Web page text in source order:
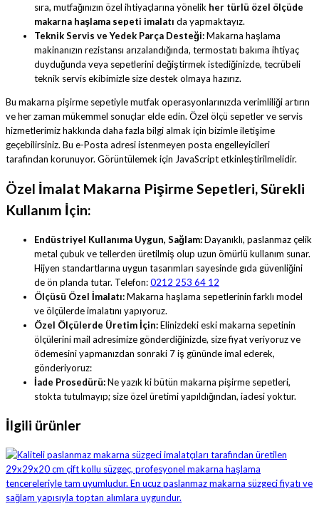
sıra, mutfağınızın özel ihtiyaçlarına yönelik her türlü özel ölçüde
makarna haşlama sepeti imalatı da yapmaktayız.
Teknik Servis ve Yedek Parça Desteği:Makarna haşlama
makinanızın rezistansı arızalandığında, termostatı bakıma ihtiyaç
duyduğunda veya sepetlerini değiştirmek istediğinizde, tecrübeli
teknik servis ekibimizle size destek olmaya hazırız.
Bu makarna pişirme sepetiyle mutfak operasyonlarınızda verimliliği artırın
ve her zaman mükemmel sonuçlar elde edin. Özel ölçü sepetler ve servis
hizmetlerimiz hakkında daha fazla bilgi almak için bizimle iletişime
geçebilirsiniz. Bu e-Posta adresi istenmeyen posta engelleyicileri
tarafından korunuyor. Görüntülemek için JavaScript etkinleştirilmelidir.
Özel İmalat Makarna Pişirme Sepetleri, Sürekli
Kullanım İçin:
Endüstriyel Kullanıma Uygun, Sağlam:Dayanıklı, paslanmaz çelik
metal çubuk ve tellerden üretilmiş olup uzun ömürlü kullanım sunar.
Hijyen standartlarına uygun tasarımları sayesinde gıda güvenliğini
de ön planda tutar. Telefon:0212 253 64 12
Ölçüsü Özel İmalatı:Makarna haşlama sepetlerinin farklı model
ve ölçülerde imalatını yapıyoruz.
Özel Ölçülerde Üretim İçin:Elinizdeki eski makarna sepetinin
ölçülerini mail adresimize gönderdiğinizde, size fiyat veriyoruz ve
ödemesini yapmanızdan sonraki 7 iş gününde imal ederek,
gönderiyoruz:
İade Prosedürü:Ne yazık ki bütün makarna pişirme sepetleri,
stokta tutulmayıp; size özel üretimi yapıldığından, iadesi yoktur.
İlgili ürünler